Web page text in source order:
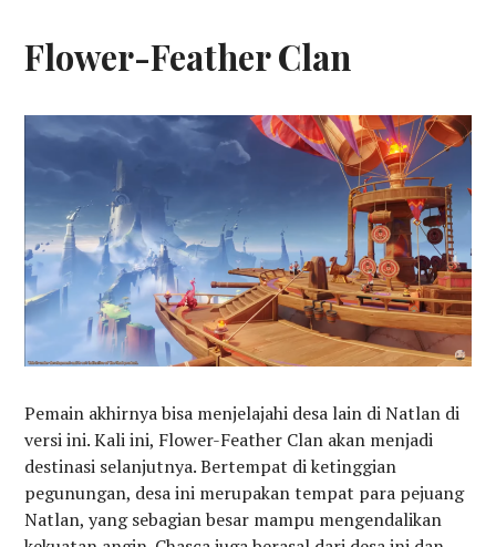
Flower-Feather Clan
Pemain akhirnya bisa menjelajahi desa lain di Natlan di
versi ini. Kali ini, Flower-Feather Clan akan menjadi
destinasi selanjutnya. Bertempat di ketinggian
pegunungan, desa ini merupakan tempat para pejuang
Natlan, yang sebagian besar mampu mengendalikan